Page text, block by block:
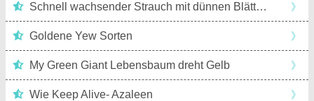
Schnell wachsender Strauch mit dünnen Blätter &Rote Zweig -Tipps 》
Goldene Yew Sorten 》
My Green Giant Lebensbaum dreht Gelb 》
Wie Keep Alive- Azaleen 》